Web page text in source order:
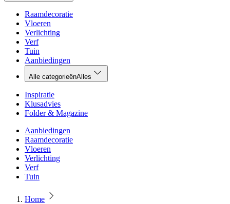
Raamdecoratie
Vloeren
Verlichting
Verf
Tuin
Aanbiedingen
Alle categorieënAlles
Inspiratie
Klusadvies
Folder & Magazine
Aanbiedingen
Raamdecoratie
Vloeren
Verlichting
Verf
Tuin
Home